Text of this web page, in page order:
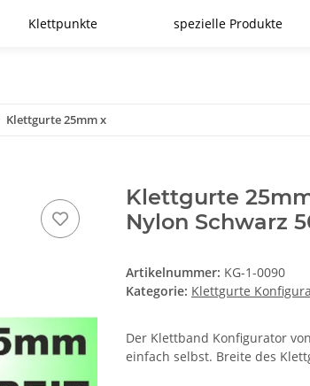
Klettpunkte spezielle Produkte
Klettgurte 25mm x
Klettgurte
Nylon Schwarz
Artikelnummer: KG-1-0090
Kategorie: Klettgurte
Der Klettband Konfigurator
einfach selbst. Breite des